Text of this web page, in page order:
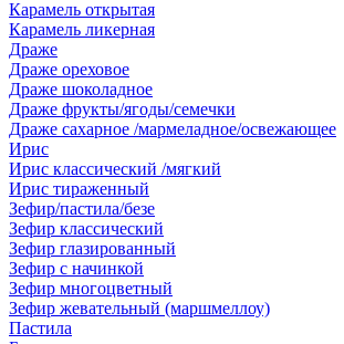
Карамель открытая
Карамель ликерная
Драже
Драже ореховое
Драже шоколадное
Драже фрукты/ягоды/семечки
Драже сахарное /мармеладное/освежающее
Ирис
Ирис классический /мягкий
Ирис тираженный
Зефир/пастила/безе
Зефир классический
Зефир глазированный
Зефир с начинкой
Зефир многоцветный
Зефир жевательный (маршмеллоу)
Пастила